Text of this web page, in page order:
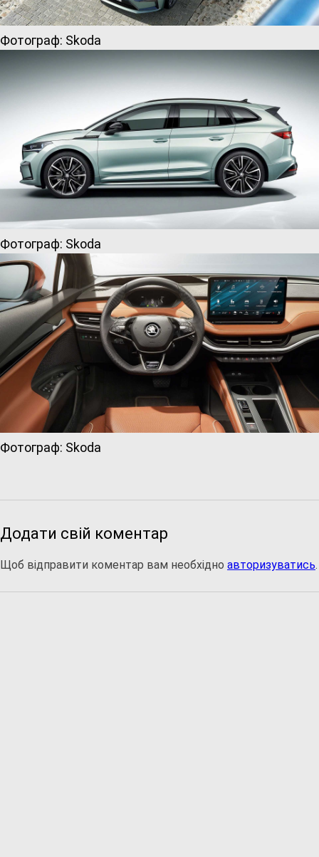
Фотограф: Skoda
Фотограф: Skoda
Фотограф: Skoda
Додати свій коментар
Щоб відправити коментар вам необхідно авторизуватись.